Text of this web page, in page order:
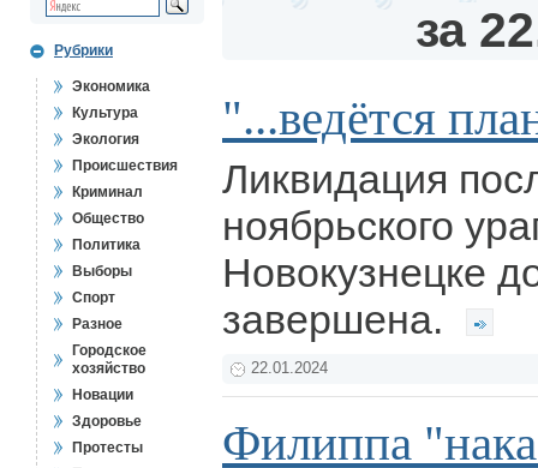
Рубрики
Экономика
Культура
Экология
Происшествия
Криминал
Общество
Политика
Выборы
Спорт
Разное
Городское
хозяйство
Новации
Здоровье
Протесты
за
"...ведётся
Ликвидация
ноябрьского
Новокузнецке
завершена.
22.01.2024
Филиппа